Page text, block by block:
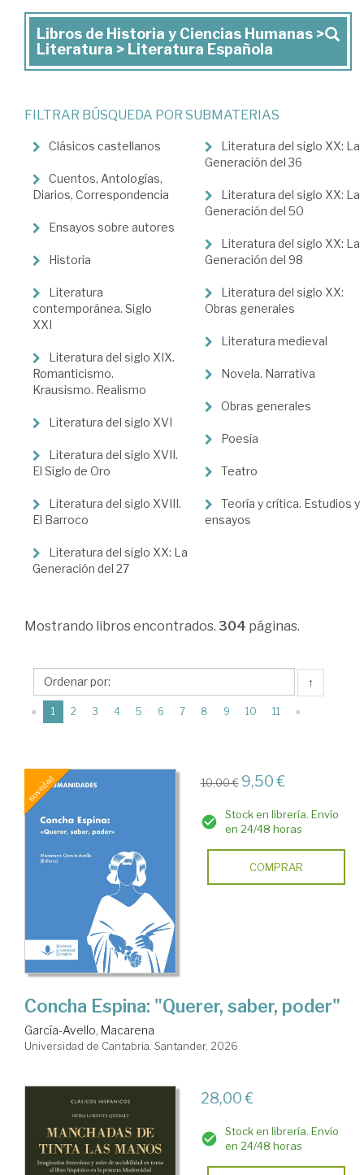
Libros
de
y
Ciencias
>
Literatura
>
Literatura
Española
Libros de Historia y Ciencias Humanas >
Literatura > Literatura Española
FILTRAR BÚSQUEDA POR SUBMATERIAS
Clásicos castellanos
Cuentos, Antologías,
Diarios, Correspondencia
Ensayos sobre autores
Historia
Literatura
contemporánea. Siglo
XXI
Literatura del siglo XIX.
Romanticismo.
Krausismo. Realismo
Literatura del siglo XVI
Literatura del siglo XVII.
El Siglo de Oro
Literatura del siglo XVIII.
El Barroco
Literatura del siglo XX: La
Generación del 27
Literatura del siglo XX: La
Generación del 36
Literatura del siglo XX: La
Generación del 50
Literatura del siglo XX: La
Generación del 98
Literatura del siglo XX:
Obras generales
Literatura medieval
Novela. Narrativa
Obras generales
Poesía
Teatro
Teoría y crítica. Estudios y
ensayos
Mostrando libros encontrados. 304 páginas.
↑
« 1 (current)
2 3 4 5 6 7 8 9 10 11 »
10,00 € 9,50 €
Stock en librería. Envío
en 24/48 horas
COMPRAR
Concha Espina: "Querer, saber, poder"
García-Avello, Macarena
Universidad de Cantabria. Santander, 2026
28,00 €
Stock en librería. Envío
en 24/48 horas